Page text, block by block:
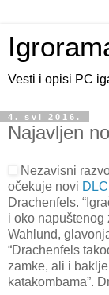
Vesti i opisi PC
4. svi 2016.
Najavljen
Nezavisni
očekuje novi DLC
Drachenfels.
i oko napuštenog
Wahlund,
“Drachenfels
zamke, ali i
katakombama”.